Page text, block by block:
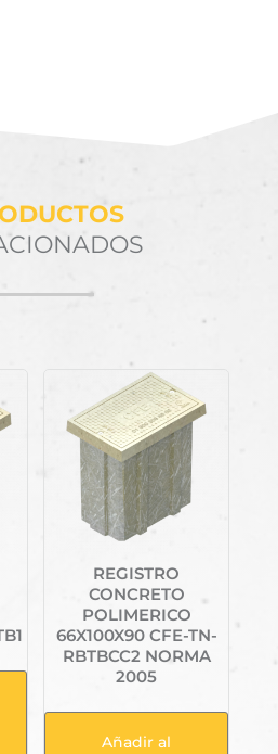
REGISTRO
CONCRETO
POLIMERICO
66X100X90 CFE-TN-
RBTBCC2 NORMA
2005
Añadir al